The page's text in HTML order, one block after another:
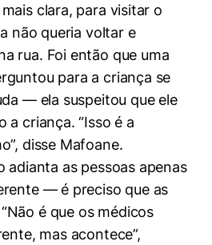
clara, para visitar o
não queria voltar e
rua. Foi então que uma
para a criança se
— ela suspeitou que ele
a criança. “Isso é a
disse Mafoane.
adianta as pessoas apenas
— é preciso que as
é que os médicos
mas acontece”,